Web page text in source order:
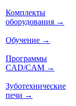
Комплекты
оборудования →
Обучение →
Программы
CAD/CAM →
Зуботехнические
печи →